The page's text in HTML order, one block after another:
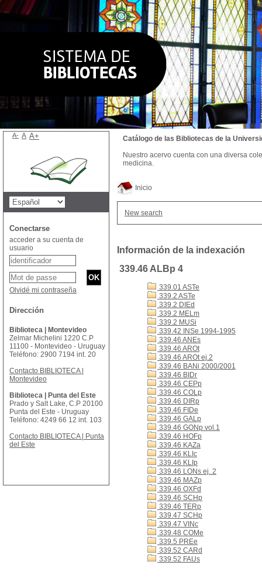
Inicio
New search
Información de la indexación
339.46 ALBp 4
339.01 ASTe
339.2 ASTe
339.2 DIEd
339.2 MELm
339.2 MUSi
339.42 INSe 1994-1995
339.46 ANEs
339.46 AROt
339.46 AROt ej.2
339.46 BANi 2000/2001
339.46 BIDr
339.46 CEPp
339.46 COLp
339.46 DIRp
339.46 FIDe
339.46 GALp
339.46 GONp vol.1
339.46 HOFp
339.46 KAZa
339.46 KLIc
339.46 KLIp
339.46 LONs ej. 2
339.46 MAZp
339.46 OXFd
339.46 SCHp
339.46 TERp
339.47 SCHp
339.47 VINc
339.48 COMe
339.5 PREe
339.52 CARd
339.52 FAUs
Catálogo de las Bibliotecas de la
Nuestro acervo cuenta con una diversa
medicina.
A- A A+
Conectarse
acceder a su cuenta de
usuario
Olvidé mi contraseña
Dirección
Biblioteca | Montevideo
Zelmar Michelini 1220 C.P
11100 - Montevideo - Uruguay
Teléfono: 2900 7194 int. 20
Contacto BIBLIOTECA |
Montevideo
Biblioteca | Punta del Este
Prado y Salt Lake, C.P 20100
Punta del Este - Uruguay
Teléfono: 4249 66 12 int. 103
Contacto BIBLIOTECA | Punta
del Este